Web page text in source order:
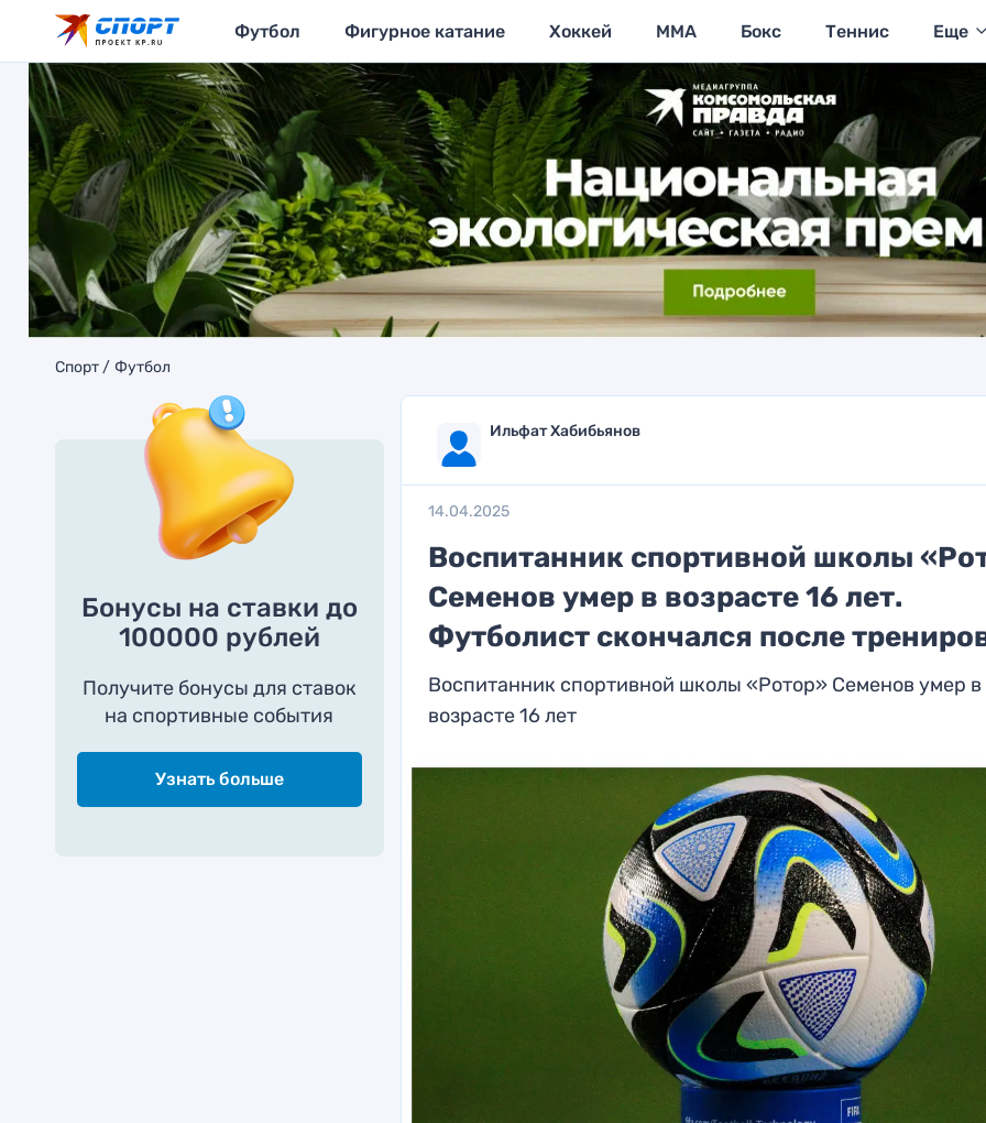
Футбол Фигурное катание Хоккей MMA Бокс Теннис Еще
Спорт Футбол
Бонусы на ставки до
100000 рублей
Получите бонусы для ставок
на спортивные события
Узнать больше
Ильфат Хабибьянов
14.04.2025
Воспитанник спортивной школы
Семенов умер в возрасте 16 лет.
Футболист скончался после
Воспитанник спортивной школы «Ротор» Семенов умер в
возрасте 16 лет